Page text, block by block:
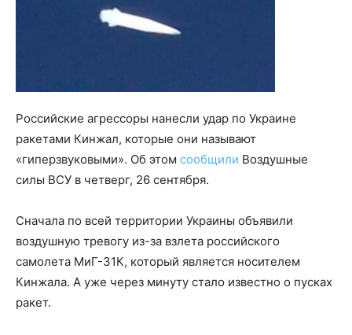
Российские агрессоры нанесли удар по Украине
ракетами Кинжал, которые они называют
«гиперзвуковыми». Об этом сообщили Воздушные
силы ВСУ в четверг, 26 сентября.
Сначала по всей территории Украины объявили
воздушную тревогу из-за взлета российского
самолета МиГ-31К, который является носителем
Кинжала. А уже через минуту стало известно о пусках
ракет.